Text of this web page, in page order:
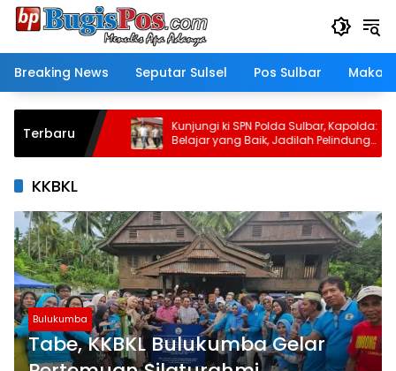
Langsung
Breaking News
Seputar Sulsel Pos Sulbar
Terbaru
dan
Kunjungi ki SPN Polda Sulbar, Kapolda:
Belajar yang Baik, Jadilah Pelindung
Masa Depan Rakyat
KKBKL
Bulukumba
Tabe, KKBKL Bulukumba Gelar